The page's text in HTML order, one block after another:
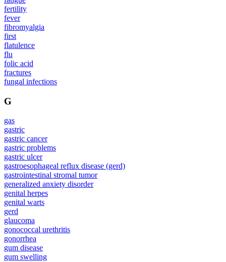
fertility
fever
fibromyalgia
first
flatulence
flu
folic acid
fractures
fungal infections
G
gas
gastric
gastric cancer
gastric problems
gastric ulcer
gastroesophageal reflux disease (gerd)
gastrointestinal stromal tumor
generalized anxiety disorder
genital herpes
genital warts
gerd
glaucoma
gonococcal urethritis
gonorrhea
gum disease
gum swelling